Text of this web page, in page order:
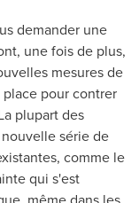
demander une
une fois de plus,
mesures de
pour contrer
plupart des
série de
comme le
qui s'est